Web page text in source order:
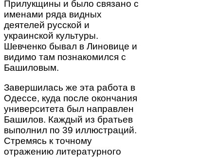
Прилукщины и было связано с
именами ряда видных
деятелей русской и
украинской культуры.
Шевченко бывал в Линовице и
видимо там познакомился с
Башиловым.
Завершилась же эта работа в
Одессе, куда после окончания
университета был направлен
Башилов. Каждый из братьев
выполнил по 39 иллюстраций.
Стремясь к точному
отражению литературного